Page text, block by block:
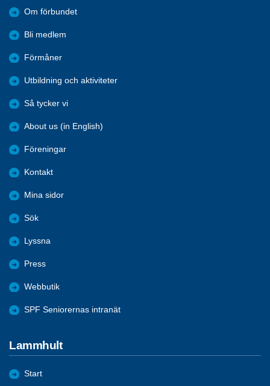
Om förbundet
Bli medlem
Förmåner
Utbildning och aktiviteter
Så tycker vi
About us (in English)
Föreningar
Kontakt
Mina sidor
Sök
Lyssna
Press
Webbutik
SPF Seniorernas intranät
Lammhult
Start